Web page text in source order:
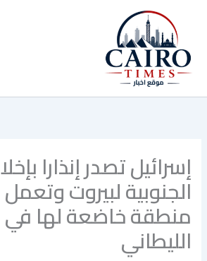
المحتوى
إسرائيل تصدر إنذارا
الجنوبية لبيروت
منطقة خاضعة لها في
الليطاني